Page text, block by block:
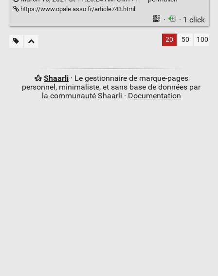
https://www.opale.asso.fr/article743.html
· · 1 click
20 50 100
Shaarli· Le gestionnaire de marque-pages
personnel, minimaliste, et sans base de données par
la communauté Shaarli · Documentation